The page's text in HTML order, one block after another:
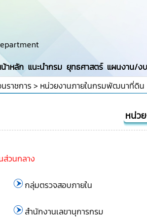
าหลัก แนะนำกรม ยุทธศาสตร์ แผนงาน/ง
ราชการ > หน่วยงานภายในกรมพัฒนาที่ดิน
หน่ว
ส่วนกลาง
กลุ่มตรวจสอบภายใน
สำนักงานเลขานุการกรม